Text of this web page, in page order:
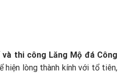
thi công Lăng Mộ đá Công
hiện lòng thành kính với tổ tiên,